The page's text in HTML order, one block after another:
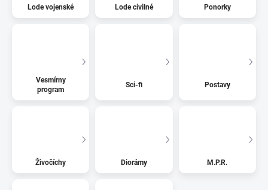
Lode vojenské Lode civilné Ponorky
Vesmírny
program
Sci-fi Postavy
Živočíchy Diorámy M.P.R.